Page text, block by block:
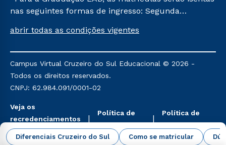
Diferenciais Cruzeiro do Sul Como se matricular
nas seguintes formas de ingresso: Segunda
Já para as demais, a taxa de matrícula será de R$
mencionadas são referentes aos cursos: Ensino
Religioso, Geografia para a Docência e Metodologia
do Ensino de História: Questões Atuais.
abrir todas as condições vigentes
Campus Virtual Cruzeiro do Sul Educacional © 2026 -
Todos os direitos reservados.
CNPJ: 62.984.091/0001-02
Veja os
recredenciamentos
aqui
Política de
Privacidade
Política de
Cookies